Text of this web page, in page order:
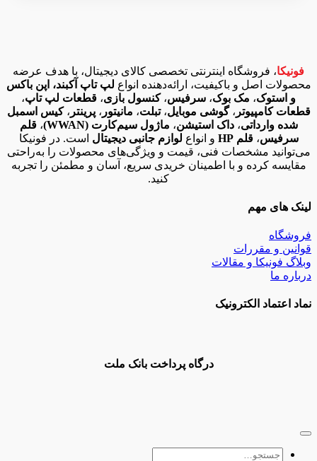
فونیکا، فروشگاه اینترنتی تخصصی کالای دیجیتال، با هدف عرضه
محصولات اصل و باکیفیت، ارائه‌دهنده انواع لپ تاپ آکبند، اپن باکس
و استوک، مک بوک، سرفیس،کنسول بازی، قطعات لپ تاپ،
قطعات کامپیوتر ،گوشی موبایل،تبلت، مانیتور ،پرینتر ،کیس اسمبل
شده وارداتی،داک استیشن، ماژول سیم‌کارت (WWAN) ،قلم
سرفیس،قلم HP و انواع لوازم جانبی دیجیتال است. در فونیکا
می‌توانید مشخصات فنی، قیمت و ویژگی‌های محصولات را به‌راحتی
مقایسه کرده و با اطمینان خریدی سریع، آسان و مطمئن را تجربه
کنید.
لینک های مهم
فروشگاه
قوانین و مقررات
وبلاگ فونیکا و مقالات
درباره ما
نماد اعتماد الکترونیک
درگاه پرداخت بانک ملت
جستجو